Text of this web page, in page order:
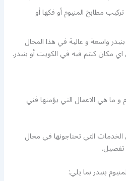
مطابخ المنيوم أو فكها أو
واسعة و عالية في هذا المجال
مكان كنتم فيه في الكويت أو بنيدر.
ما هي الاعمال التي يؤمنها فني
التي تحتاجونها في مجال
تفصيل.
بنيدر بما يلي: